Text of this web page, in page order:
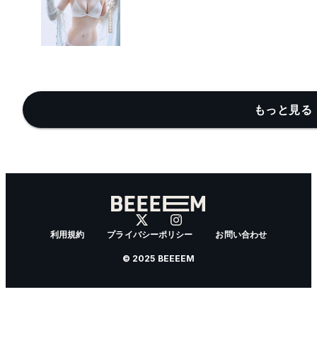
もっと見る
利用規約 プライバシーポリシー お問い合わせ
© 2025 BEEEEM